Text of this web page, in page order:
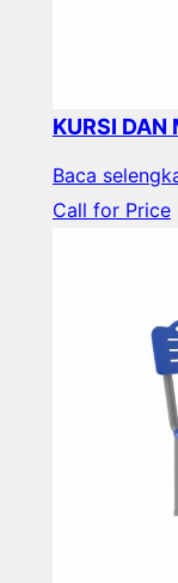
KURSI DAN
Baca
Call for Price